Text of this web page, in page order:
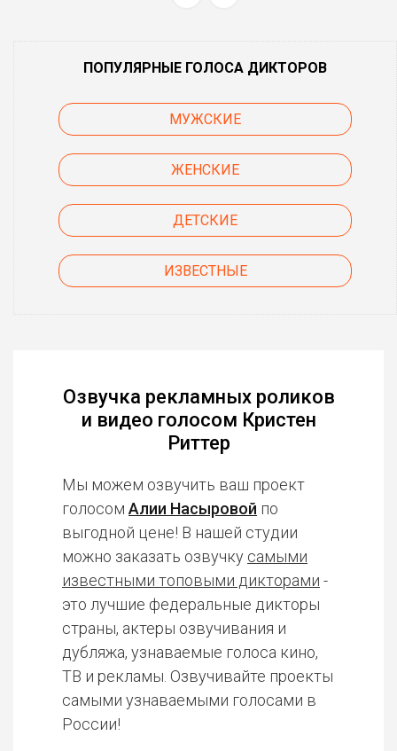
ПОПУЛЯРНЫЕ ГОЛОСА ДИКТОРОВ
МУЖСКИЕ
ЖЕНСКИЕ
ДЕТСКИЕ
ИЗВЕСТНЫЕ
Озвучка рекламных роликов
и видео голосом Кристен
Риттер
Мы можем озвучить ваш проект
голосом Алии Насыровой по
выгодной цене! В нашей студии
можно заказать озвучку самыми
известными топовыми дикторами -
это лучшие федеральные дикторы
страны, актеры озвучивания и
дубляжа, узнаваемые голоса кино,
ТВ и рекламы. Озвучивайте проекты
самыми узнаваемыми голосами в
России!